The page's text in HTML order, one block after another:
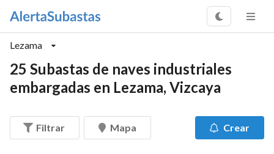
Lezama
25 Subastas de naves industriales
embargadas en Lezama, Vizcaya
Filtrar Mapa Crear